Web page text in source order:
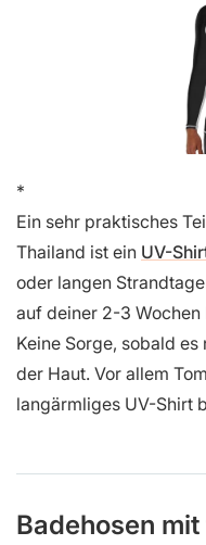
Ein sehr praktisches
Thailand ist ein UV-
oder langen
auf deiner 2-3 Wochen
Keine Sorge, sobald
der Haut. Vor allem
langärmliges UV-Shirt
Badehosen